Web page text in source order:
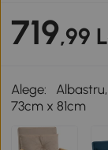
719,99
Alege:
73cm x 81cm